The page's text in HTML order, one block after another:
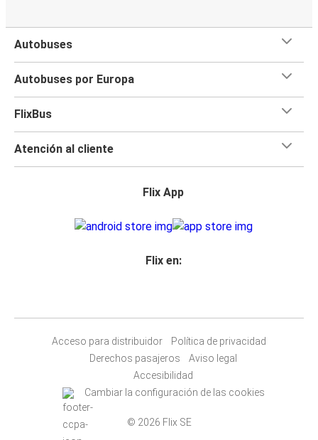
Autobuses
Autobuses por Europa
FlixBus
Atención al cliente
Flix App
Flix en:
Acceso para distribuidor
Política de privacidad
Derechos pasajeros
Aviso legal
Accesibilidad
Cambiar la configuración de las cookies
© 2026 Flix SE